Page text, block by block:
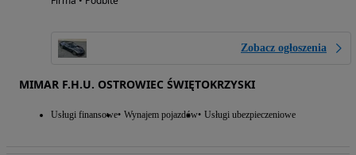
Zobacz ogłoszenia
MIMAR F.H.U. OSTROWIEC ŚWIĘTOKRZYSKI
Usługi finansowe Wynajem pojazdów Usługi ubezpieczeniowe